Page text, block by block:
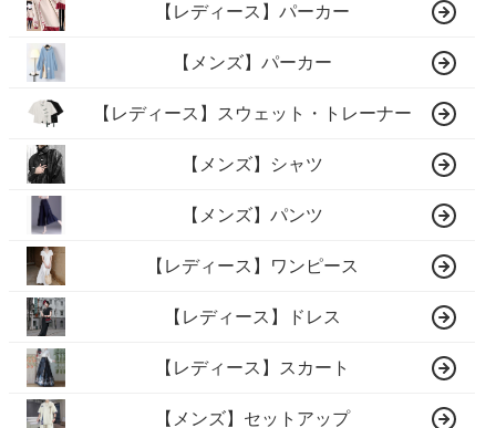
【レディース】パーカー
【メンズ】パーカー
【レディース】スウェット・トレーナー
【メンズ】シャツ
【メンズ】パンツ
【レディース】ワンピース
【レディース】ドレス
【レディース】スカート
【メンズ】セットアップ